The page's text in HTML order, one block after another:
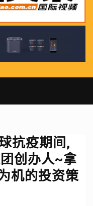
抗疫期间,
创办人~拿
机的投资策